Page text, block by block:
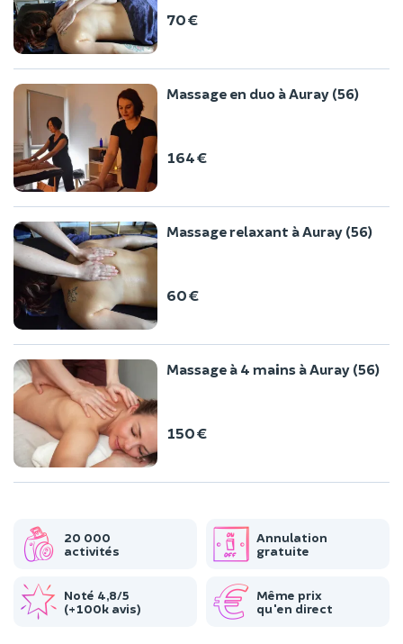
70 €
Massage en duo à Auray (56)
164 €
Massage relaxant à Auray (56)
60 €
Massage à 4 mains à Auray (56)
150 €
20 000
activités
Annulation
gratuite
Noté 4,8/5
(+100k avis)
Même prix
qu'en direct